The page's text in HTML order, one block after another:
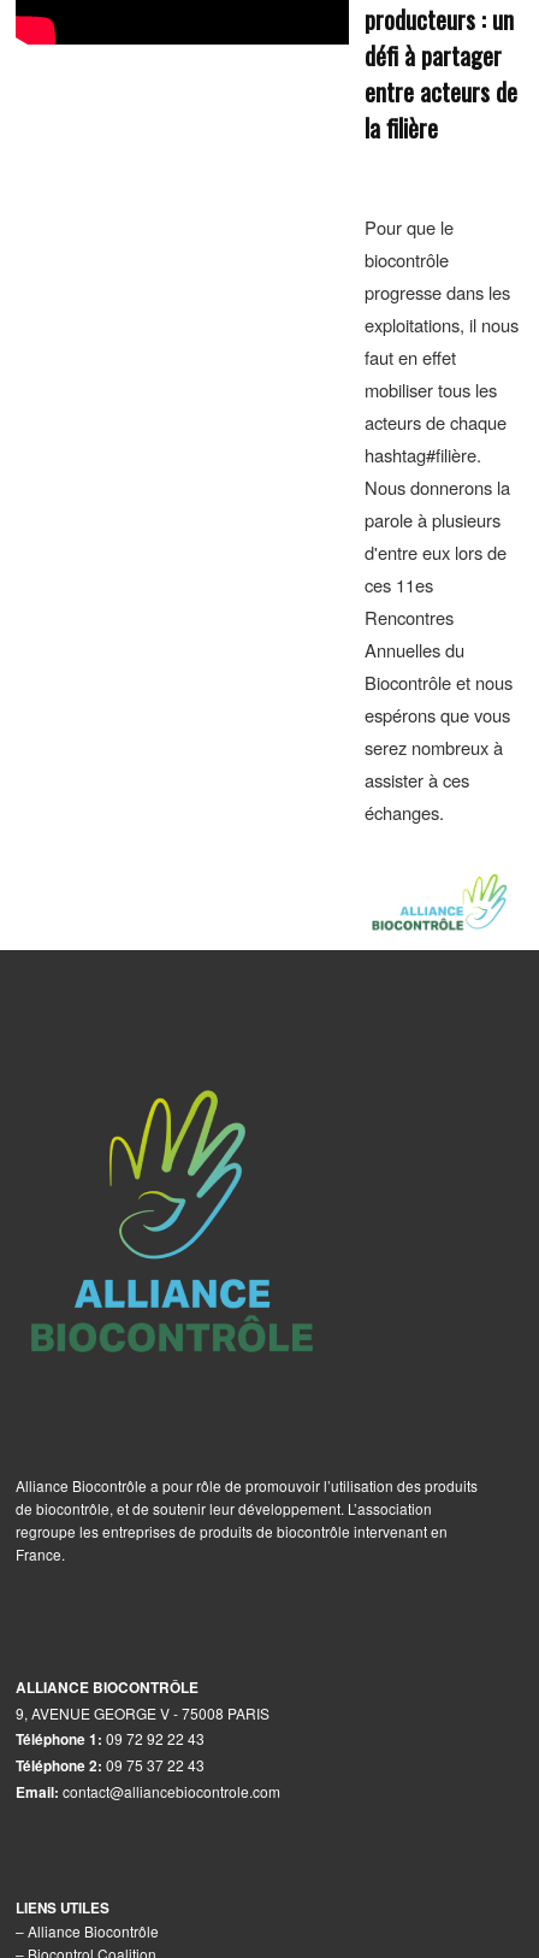
producteurs : un
défi à partager
entre acteurs de
la filière
Pour que le
biocontrôle
progresse dans les
exploitations, il nous
faut en effet
mobiliser tous les
acteurs de chaque
hashtag#filière.
Nous donnerons la
parole à plusieurs
d'entre eux lors de
ces 11es
Rencontres
Annuelles du
Biocontrôle et nous
espérons que vous
serez nombreux à
assister à ces
échanges.
Alliance Biocontrôle a pour rôle de promouvoir l’utilisation des produits
de biocontrôle, et de soutenir leur développement. L’association
regroupe les entreprises de produits de biocontrôle intervenant en
France.
ALLIANCE BIOCONTRÔLE
9, AVENUE GEORGE V - 75008 PARIS
Téléphone 1: 09 72 92 22 43
Téléphone 2: 09 75 37 22 43
Email: contact@alliancebiocontrole.com
LIENS UTILES
–Alliance Biocontrôle
– Biocontrol Coalition